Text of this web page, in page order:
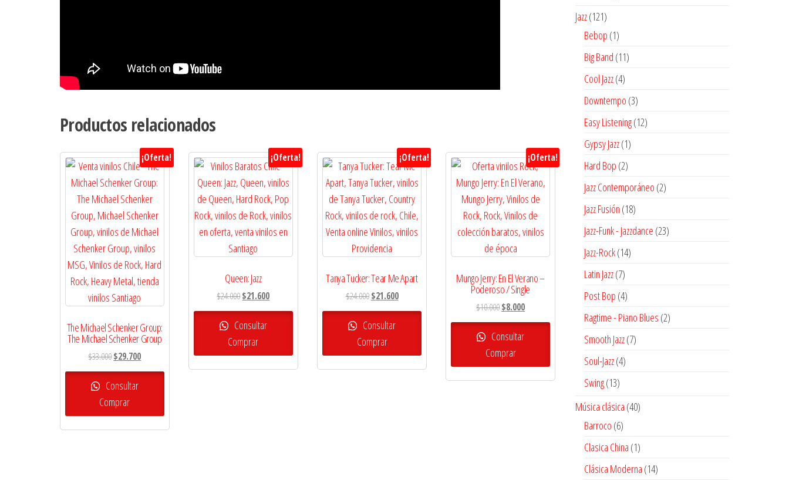
Productos relacionados
¡Oferta!
The Michael Schenker Group:
The Michael Schenker Group
$33.000El
precio
original
era:
$33.000.
$29.700El
precio
$29.700.
Consultar
Comprar
¡Oferta!
Queen: Jazz
$24.000El
precio
original
era:
$24.000.
$21.600El
precio
$21.600.
Consultar
Comprar
¡Oferta!
Tanya Tucker: Tear Me Apart
$24.000 El
precio
original
era:
$24.000.
$21.600El
precio
$21.600.
Consultar
Comprar
¡Oferta!
Mungo Jerry: En El Verano –
Poderoso / Single
$10.000El
precio
original
era:
$10.000.
$8.000El
precio
Consultar
Comprar
Jazz 121121
productos
Bebop 11
producto
Big Band 1111
Cool Jazz 44
productos
Downtempo 33
productos
Easy Listening 1212
Gypsy Jazz 11
Hard Bop 22
productos
Jazz Contemporáneo 22
Jazz Fusión 1818
productos
Jazz-Funk - Jazzdance 2323
Jazz-Rock 1414
Latin Jazz 77
productos
Post Bop 44
productos
Ragtime - Piano Blues 22
Smooth Jazz 77
Soul-Jazz 44
Swing 1313
Música clásica 4040
Barroco 66
productos
Clasica China 11
producto
Clásica Moderna 1414